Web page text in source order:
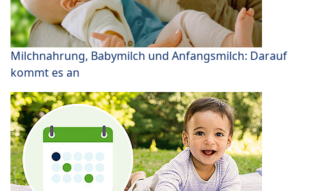
Milchnahrung, Babymilch und Anfangsmilch: Darauf
kommt es an